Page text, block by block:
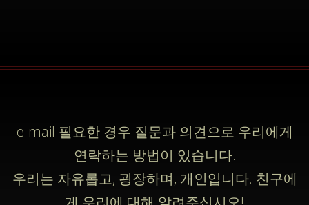
e-mail 필요한 경우 질문과 의견으로 우리에게
연락하는 방법이 있습니다.
우리는 자유롭고, 굉장하며, 개인입니다. 친구에